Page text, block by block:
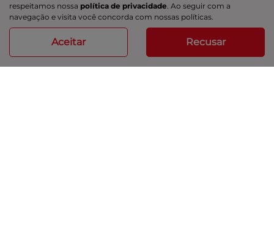
ver oferta
respeitamos nossa política de privacidade . Ao seguir com a
navegação e visita você concorda com nossas políticas.
Aceitar Recusar